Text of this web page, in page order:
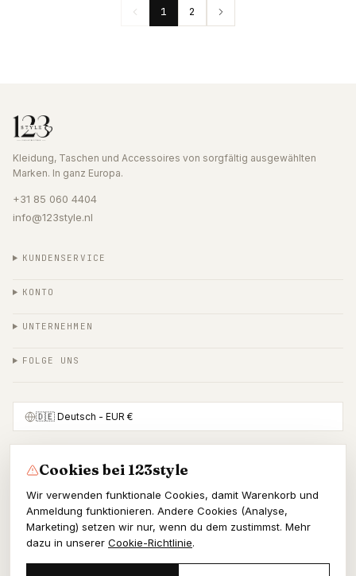
1 2
Kleidung, Taschen und Accessoires von sorgfältig ausgewählten
Marken. In ganz Europa.
+31 85 060 4404
info@123style.nl
KUNDENSERVICE
KONTO
UNTERNEHMEN
FOLGE UNS
🇩🇪 Deutsch - EUR €
SICHER BEZAHLEN MIT
Cookies bei 123style
Wir verwenden funktionale Cookies, damit Warenkorb und
Anmeldung funktionieren. Andere Cookies (Analyse,
Marketing) setzen wir nur, wenn du dem zustimmst. Mehr
dazu in unserer Cookie-Richtlinie.